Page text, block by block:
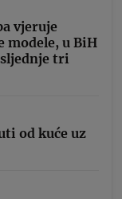
vjeruje
u BiH
tri
od kuće uz